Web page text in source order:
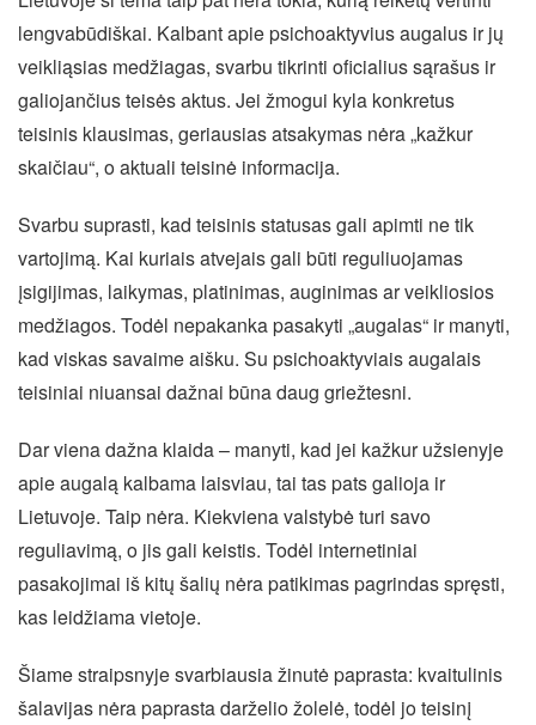
lengvabūdiškai. Kalbant apie psichoaktyvius augalus ir jų
veikliąsias medžiagas, svarbu tikrinti oficialius sąrašus ir
galiojančius teisės aktus. Jei žmogui kyla konkretus
teisinis klausimas, geriausias atsakymas nėra „kažkur
skaičiau“, o aktuali teisinė informacija.
Svarbu suprasti, kad teisinis statusas gali apimti ne tik
vartojimą. Kai kuriais atvejais gali būti reguliuojamas
įsigijimas, laikymas, platinimas, auginimas ar veikliosios
medžiagos. Todėl nepakanka pasakyti „augalas“ ir manyti,
kad viskas savaime aišku. Su psichoaktyviais augalais
teisiniai niuansai dažnai būna daug griežtesni.
Dar viena dažna klaida – manyti, kad jei kažkur užsienyje
apie augalą kalbama laisviau, tai tas pats galioja ir
Lietuvoje. Taip nėra. Kiekviena valstybė turi savo
reguliavimą, o jis gali keistis. Todėl internetiniai
pasakojimai iš kitų šalių nėra patikimas pagrindas spręsti,
kas leidžiama vietoje.
Šiame straipsnyje svarbiausia žinutė paprasta: kvaitulinis
šalavijas nėra paprasta darželio žolelė, todėl jo teisinį